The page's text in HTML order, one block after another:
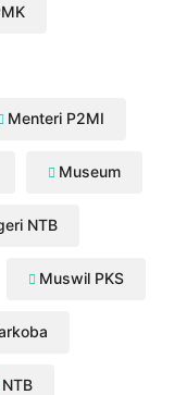
Menteri P2MI
Museum
NTB
Muswil PKS
NTB